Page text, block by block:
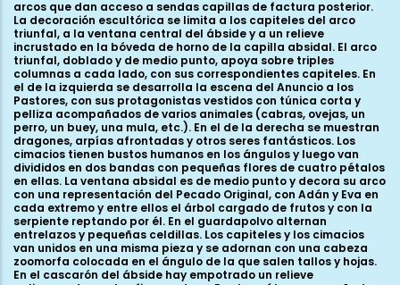
arcos que dan acceso a sendas capillas de factura posterior.
La decoración escultórica se limita a los capiteles del arco
triunfal, a la ventana central del ábside y a un relieve
incrustado en la bóveda de horno de la capilla absidal. El arco
triunfal, doblado y de medio punto, apoya sobre triples
columnas a cada lado, con sus correspondientes capiteles. En
el de la izquierda se desarrolla la escena del Anuncio a los
Pastores, con sus protagonistas vestidos con túnica corta y
pelliza acompañados de varios animales (cabras, ovejas, un
perro, un buey, una mula, etc.). En el de la derecha se muestran
dragones, arpías afrontadas y otros seres fantásticos. Los
cimacios tienen bustos humanos en los ángulos y luego van
divididos en dos bandas con pequeñas flores de cuatro pétalos
en ellas. La ventana absidal es de medio punto y decora su arco
con una representación del Pecado Original, con Adán y Eva en
cada extremo y entre ellos el árbol cargado de frutos y con la
serpiente reptando por él. En el guardapolvo alternan
entrelazos y pequeñas celdillas. Los capiteles y los cimacios
van unidos en una misma pieza y se adornan con una cabeza
zoomorfa colocada en el ángulo de la que salen tallos y hojas.
En el cascarón del ábside hay empotrado un relieve